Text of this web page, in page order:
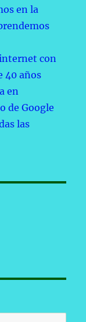
en la
con
40 años
en
de Google
las